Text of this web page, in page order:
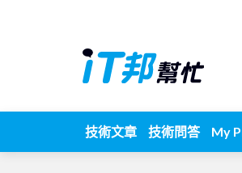
技術文章 技術問答 My